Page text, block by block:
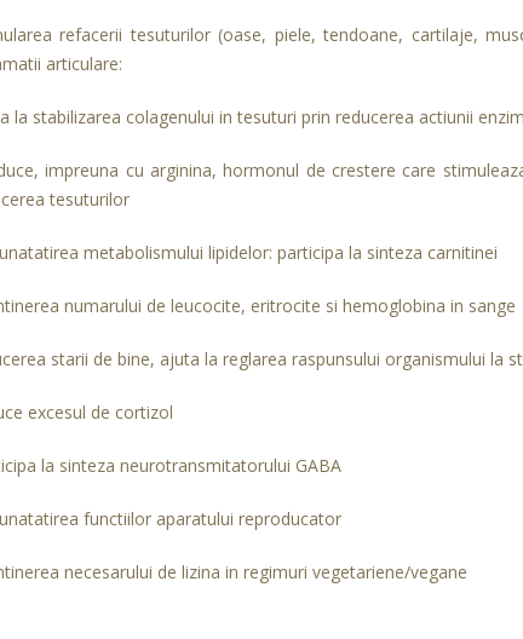
refacerii tesuturilor (oase, piele, tendoane, cartilaje,
articulare:
la stabilizarea colagenului in tesuturi prin reducerea actiunii
impreuna cu arginina, hormonul de crestere care
tesuturilor
metabolismului lipidelor: participa la sinteza carnitinei
numarului de leucocite, eritrocite si hemoglobina in sange
starii de bine, ajuta la reglarea raspunsului organismului la
excesul de cortizol
la sinteza neurotransmitatorului GABA
functiilor aparatului reproducator
necesarului de lizina in regimuri vegetariene/vegane